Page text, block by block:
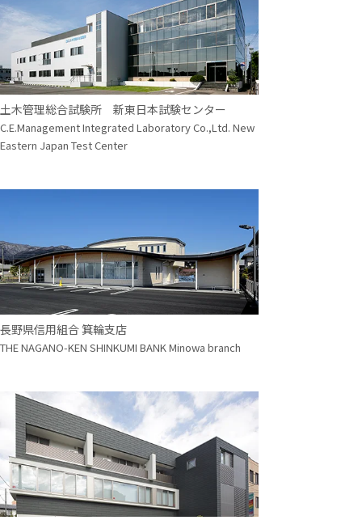
土木管理総合試験所 新東日本試験センター
C.E.Management Integrated Laboratory Co.,Ltd. New
Eastern Japan Test Center
長野県信用組合 箕輪支店
THE NAGANO-KEN SHINKUMI BANK Minowa branch